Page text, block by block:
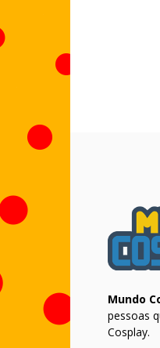
Mundo
pessoas
Cosplay.